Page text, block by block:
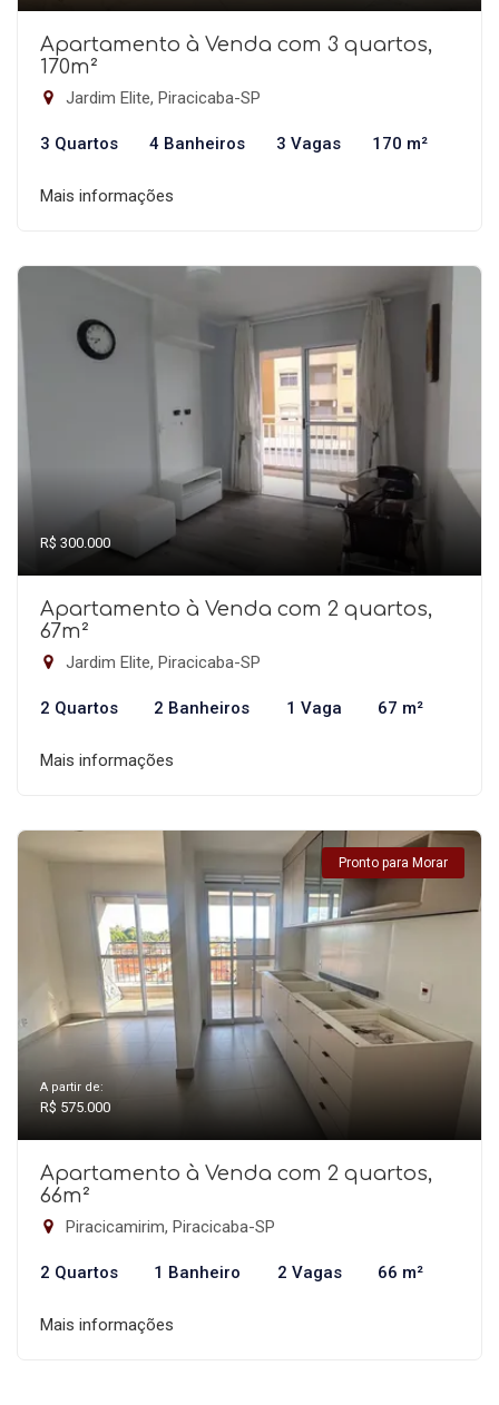
Apartamento à Venda com 3 quartos,
170m²
Jardim Elite, Piracicaba-SP
3 Quartos 4 Banheiros 3 Vagas 170 m²
Mais informações
R$ 300.000
Apartamento à Venda com 2 quartos,
67m²
Jardim Elite, Piracicaba-SP
2 Quartos 2 Banheiros 1 Vaga 67 m²
Mais informações
Pronto para Morar
A partir de:
R$ 575.000
Apartamento à Venda com 2 quartos,
66m²
Piracicamirim, Piracicaba-SP
2 Quartos 1 Banheiro 2 Vagas 66 m²
Mais informações